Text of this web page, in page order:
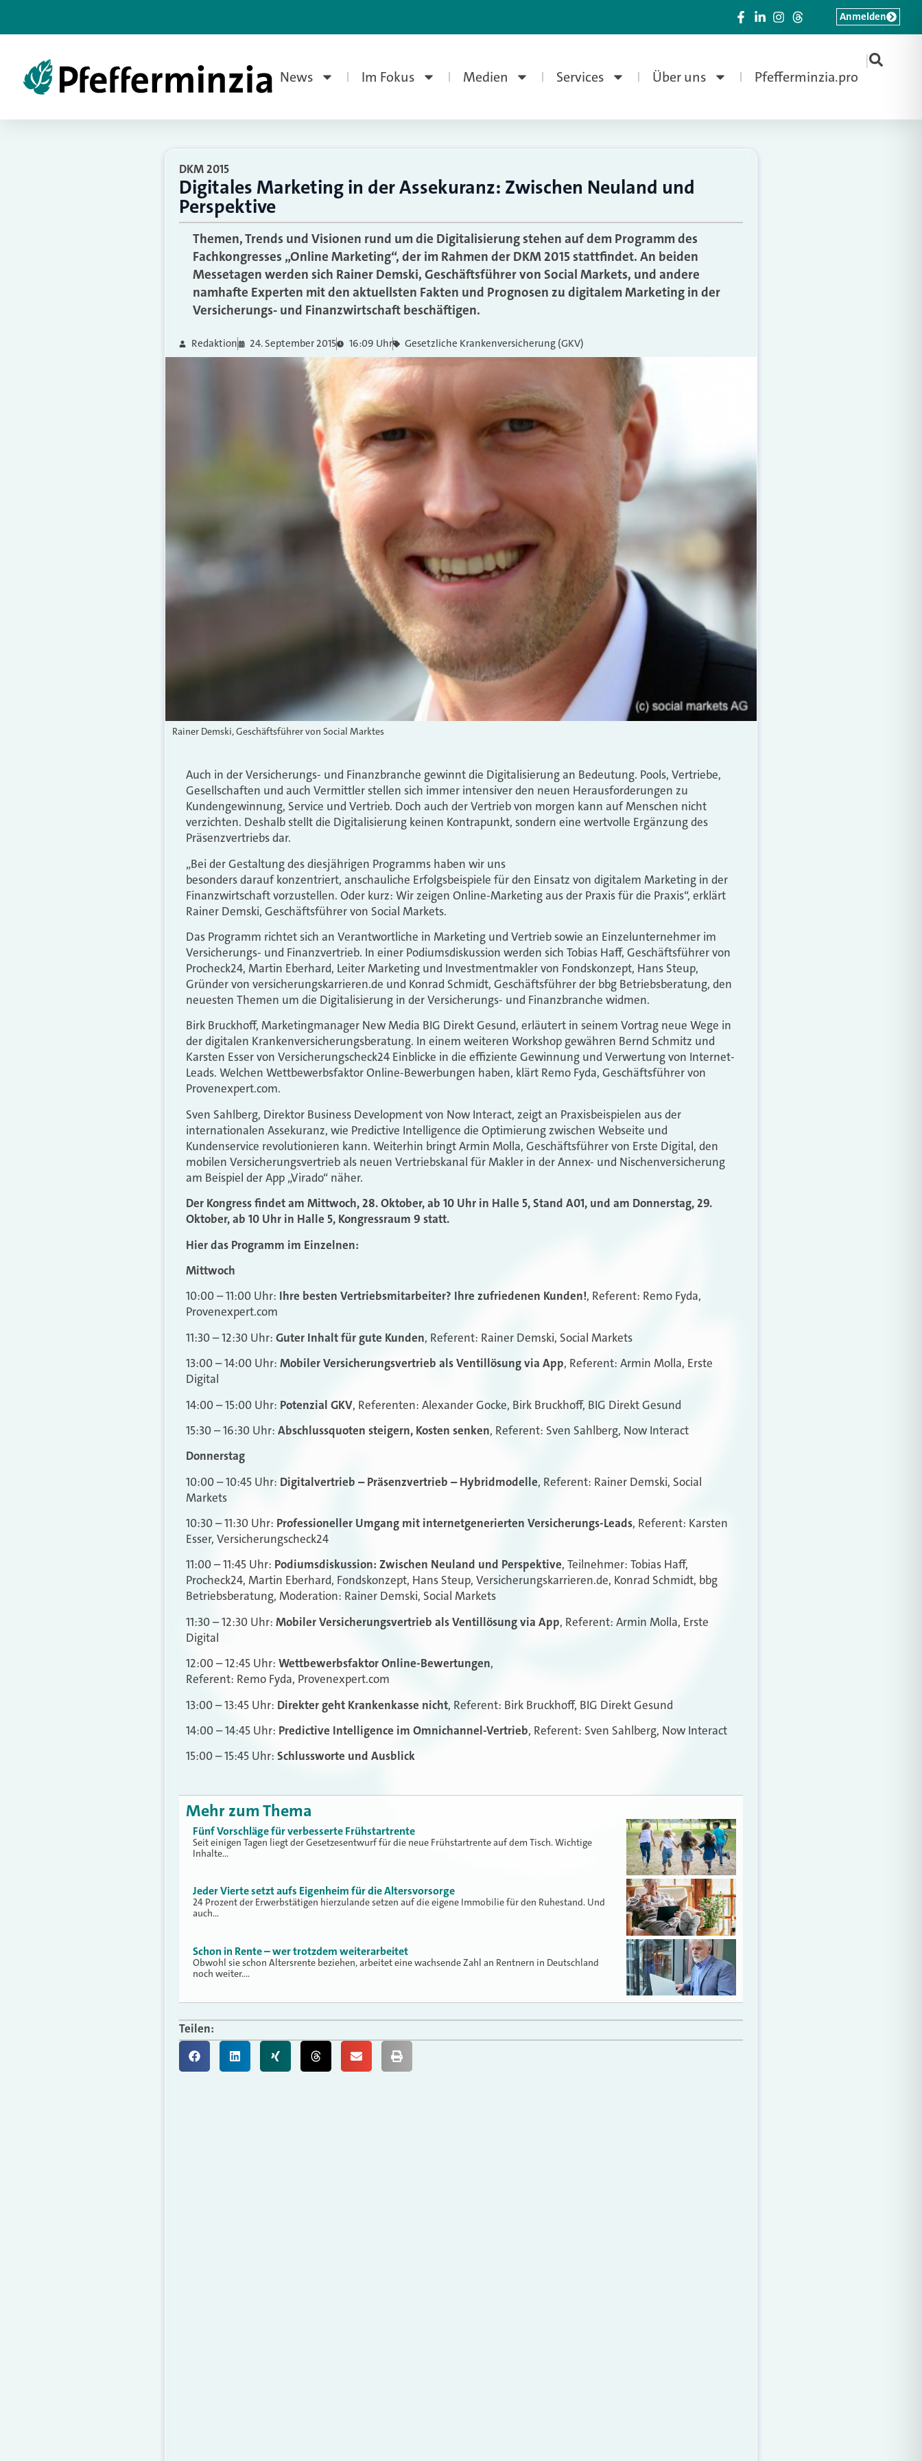
News Im Fokus Medien Services Über uns Pfefferminzia.pro
|
Anmelden
DKM 2015
Digitales Marketing in der Assekuranz: Zwischen Neuland und
Perspektive
Themen, Trends und Visionen rund um die Digitalisierung stehen auf dem Programm des
Fachkongresses „Online Marketing“, der im Rahmen der DKM 2015 stattfindet. An beiden
Messetagen werden sich Rainer Demski, Geschäftsführer von Social Markets, und andere
namhafte Experten mit den aktuellsten Fakten und Prognosen zu digitalem Marketing in der
Versicherungs- und Finanzwirtschaft beschäftigen.
Redaktion 24. September 2015 16:09 Uhr Gesetzliche Krankenversicherung (GKV)
Rainer Demski, Geschäftsführer von Social Marktes
Auch in der Versicherungs- und Finanzbranche gewinnt die Digitalisierung an Bedeutung. Pools, Vertriebe,
Gesellschaften und auch Vermittler stellen sich immer intensiver den neuen Herausforderungen zu
Kundengewinnung, Service und Vertrieb. Doch auch der Vertrieb von morgen kann auf Menschen nicht
verzichten. Deshalb stellt die Digitalisierung keinen Kontrapunkt, sondern eine wertvolle Ergänzung des
Präsenzvertriebs dar.
„Bei der Gestaltung des diesjährigen Programms haben wir uns
besonders darauf konzentriert, anschauliche Erfolgsbeispiele für den Einsatz von digitalem Marketing in der
Finanzwirtschaft vorzustellen. Oder kurz: Wir zeigen Online-Marketing aus der Praxis für die Praxis“, erklärt
Rainer Demski, Geschäftsführer von Social Markets.
Das Programm richtet sich an Verantwortliche in Marketing und Vertrieb sowie an Einzelunternehmer im
Versicherungs- und Finanzvertrieb. In einer Podiumsdiskussion werden sich Tobias Haff, Geschäftsführer von
Procheck24, Martin Eberhard, Leiter Marketing und Investmentmakler von Fondskonzept, Hans Steup,
Gründer von versicherungskarrieren.de und Konrad Schmidt, Geschäftsführer der bbg Betriebsberatung, den
neuesten Themen um die Digitalisierung in der Versicherungs- und Finanzbranche widmen.
Birk Bruckhoff, Marketingmanager New Media BIG Direkt Gesund, erläutert in seinem Vortrag neue Wege in
der digitalen Krankenversicherungsberatung. In einem weiteren Workshop gewähren Bernd Schmitz und
Karsten Esser von Versicherungscheck24 Einblicke in die effiziente Gewinnung und Verwertung von Internet-
Leads. Welchen Wettbewerbsfaktor Online-Bewerbungen haben, klärt Remo Fyda, Geschäftsführer von
Provenexpert.com.
Sven Sahlberg, Direktor Business Development von Now Interact, zeigt an Praxisbeispielen aus der
internationalen Assekuranz, wie Predictive Intelligence die Optimierung zwischen Webseite und
Kundenservice revolutionieren kann. Weiterhin bringt Armin Molla, Geschäftsführer von Erste Digital, den
mobilen Versicherungsvertrieb als neuen Vertriebskanal für Makler in der Annex- und Nischenversicherung
am Beispiel der App „Virado“ näher.
Der Kongress findet am Mittwoch, 28. Oktober, ab 10 Uhr in Halle 5, Stand A01, und am Donnerstag, 29.
Oktober, ab 10 Uhr in Halle 5, Kongressraum 9 statt.
Hier das Programm im Einzelnen:
Mittwoch
10:00 – 11:00 Uhr: Ihre besten Vertriebsmitarbeiter? Ihre zufriedenen Kunden!, Referent: Remo Fyda,
Provenexpert.com
11:30 – 12:30 Uhr: Guter Inhalt für gute Kunden, Referent: Rainer Demski, Social Markets
13:00 – 14:00 Uhr: Mobiler Versicherungsvertrieb als Ventillösung via App, Referent: Armin Molla, Erste
Digital
14:00 – 15:00 Uhr: Potenzial GKV, Referenten: Alexander Gocke, Birk Bruckhoff, BIG Direkt Gesund
15:30 – 16:30 Uhr: Abschlussquoten steigern, Kosten senken, Referent: Sven Sahlberg, Now Interact
Donnerstag
10:00 – 10:45 Uhr: Digitalvertrieb – Präsenzvertrieb – Hybridmodelle, Referent: Rainer Demski, Social
Markets
10:30 – 11:30 Uhr: Professioneller Umgang mit internetgenerierten Versicherungs-Leads, Referent: Karsten
Esser, Versicherungscheck24
11:00 – 11:45 Uhr: Podiumsdiskussion: Zwischen Neuland und Perspektive, Teilnehmer: Tobias Haff,
Procheck24, Martin Eberhard, Fondskonzept, Hans Steup, Versicherungskarrieren.de, Konrad Schmidt, bbg
Betriebsberatung, Moderation: Rainer Demski, Social Markets
11:30 – 12:30 Uhr: Mobiler Versicherungsvertrieb als Ventillösung via App, Referent: Armin Molla, Erste
Digital
12:00 – 12:45 Uhr: Wettbewerbsfaktor Online-Bewertungen,
Referent: Remo Fyda, Provenexpert.com
13:00 – 13:45 Uhr: Direkter geht Krankenkasse nicht, Referent: Birk Bruckhoff, BIG Direkt Gesund
14:00 – 14:45 Uhr: Predictive Intelligence im Omnichannel-Vertrieb, Referent: Sven Sahlberg, Now Interact
15:00 – 15:45 Uhr: Schlussworte und Ausblick
Mehr zum Thema
Fünf Vorschläge für verbesserte Frühstartrente
Seit einigen Tagen liegt der Gesetzesentwurf für die neue Frühstartrente auf dem Tisch. Wichtige
Inhalte…
Jeder Vierte setzt aufs Eigenheim für die Altersvorsorge
24 Prozent der Erwerbstätigen hierzulande setzen auf die eigene Immobilie für den Ruhestand. Und
auch…
Schon in Rente – wer trotzdem weiterarbeitet
Obwohl sie schon Altersrente beziehen, arbeitet eine wachsende Zahl an Rentnern in Deutschland
noch weiter.…
Teilen: